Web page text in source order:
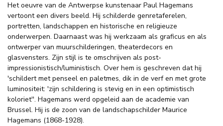
Het oeuvre van de Antwerpse kunstenaar Paul Hagemans
vertoont een divers beeld. Hij schilderde genretaferelen,
portretten, landschappen en historische en religieuze
onderwerpen. Daarnaast was hij werkzaam als graficus en als
ontwerper van muurschilderingen, theaterdecors en
glasvensters. Zijn stijl is te omschrijven als post-
impressionistisch/luministisch. Over hem is geschreven dat hij
'schildert met penseel en paletmes, dik in de verf en met grote
luminositeit: 'zijn schildering is stevig en in een optimistisch
koloriet''. Hagemans werd opgeleid aan de academie van
Brussel. Hij is de zoon van de landschapschilder Maurice
Hagemans (1868-1928).